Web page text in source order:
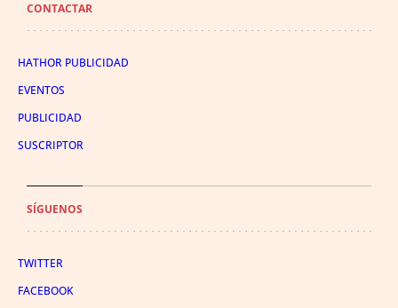
CONTACTAR
HATHOR PUBLICIDAD
EVENTOS
PUBLICIDAD
SUSCRIPTOR
SÍGUENOS
TWITTER
FACEBOOK